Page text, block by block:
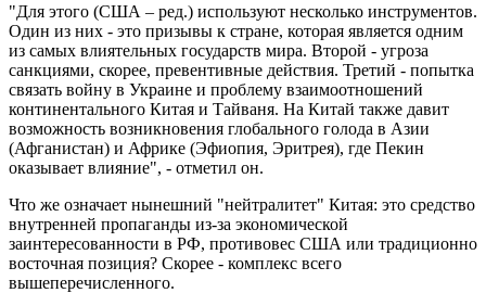
"Для этого (США – ред.) используют несколько инструментов.
Один из них - это призывы к стране, которая является одним
из самых влиятельных государств мира. Второй - угроза
санкциями, скорее, превентивные действия. Третий - попытка
связать войну в Украине и проблему взаимоотношений
континентального Китая и Тайваня. На Китай также давит
возможность возникновения глобального голода в Азии
(Афганистан) и Африке (Эфиопия, Эритрея), где Пекин
оказывает влияние", - отметил он.
Что же означает нынешний "нейтралитет" Китая: это средство
внутренней пропаганды из-за экономической
заинтересованности в РФ, противовес США или традиционно
восточная позиция? Скорее - комплекс всего
вышеперечисленного.